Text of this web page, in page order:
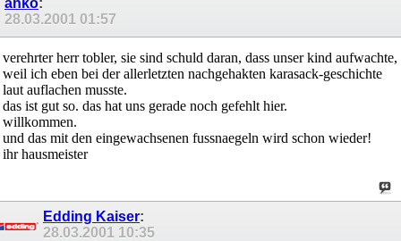
anko:
28.03.2001 01:57
verehrter herr tobler, sie sind schuld daran, dass unser kind aufwachte,
weil ich eben bei der allerletzten nachgehakten karasack-geschichte
laut auflachen musste.
das ist gut so. das hat uns gerade noch gefehlt hier.
willkommen.
und das mit den eingewachsenen fussnaegeln wird schon wieder!
ihr hausmeister
Edding Kaiser:
28.03.2001 10:35